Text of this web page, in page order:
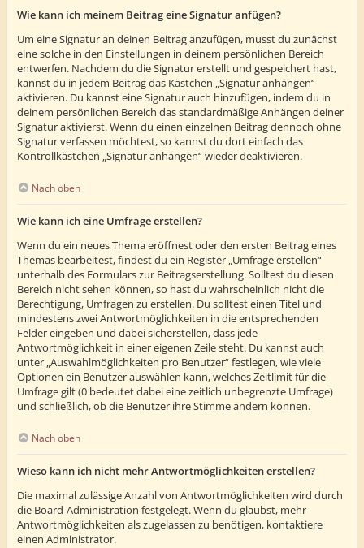
Wie kann ich meinem Beitrag eine Signatur anfügen?
Um eine Signatur an deinen Beitrag anzufügen, musst du zunächst
eine solche in den Einstellungen in deinem persönlichen Bereich
entwerfen. Nachdem du die Signatur erstellt und gespeichert hast,
kannst du in jedem Beitrag das Kästchen „Signatur anhängen“
aktivieren. Du kannst eine Signatur auch hinzufügen, indem du in
deinem persönlichen Bereich das standardmäßige Anhängen deiner
Signatur aktivierst. Wenn du einen einzelnen Beitrag dennoch ohne
Signatur verfassen möchtest, so kannst du dort einfach das
Kontrollkästchen „Signatur anhängen“ wieder deaktivieren.
Nach oben
Wie kann ich eine Umfrage erstellen?
Wenn du ein neues Thema eröffnest oder den ersten Beitrag eines
Themas bearbeitest, findest du ein Register „Umfrage erstellen“
unterhalb des Formulars zur Beitragserstellung. Solltest du diesen
Bereich nicht sehen können, so hast du wahrscheinlich nicht die
Berechtigung, Umfragen zu erstellen. Du solltest einen Titel und
mindestens zwei Antwortmöglichkeiten in die entsprechenden
Felder eingeben und dabei sicherstellen, dass jede
Antwortmöglichkeit in einer eigenen Zeile steht. Du kannst auch
unter „Auswahlmöglichkeiten pro Benutzer“ festlegen, wie viele
Optionen ein Benutzer auswählen kann, welches Zeitlimit für die
Umfrage gilt (0 bedeutet dabei eine zeitlich unbegrenzte Umfrage)
und schließlich, ob die Benutzer ihre Stimme ändern können.
Nach oben
Wieso kann ich nicht mehr Antwortmöglichkeiten erstellen?
Die maximal zulässige Anzahl von Antwortmöglichkeiten wird durch
die Board-Administration festgelegt. Wenn du glaubst, mehr
Antwortmöglichkeiten als zugelassen zu benötigen, kontaktiere
einen Administrator.